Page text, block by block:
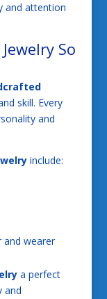
and attention
So
skill. Every
and
include:
and wearer
a perfect
and